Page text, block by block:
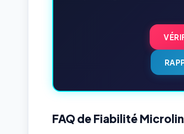
FAQ de Fiabilité